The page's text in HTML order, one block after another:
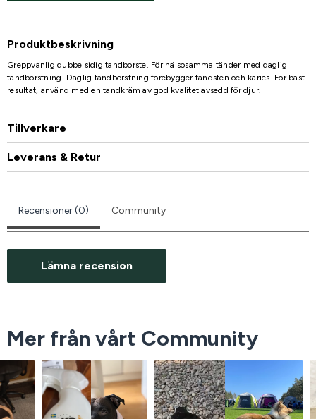
Produktbeskrivning
Greppvänlig dubbelsidig tandborste. För hälsosamma tänder med daglig
tandborstning. Daglig tandborstning förebygger tandsten och karies. För bäst
resultat, använd med en tandkräm av god kvalitet avsedd för djur.
Tillverkare
Leverans & Retur
Recensioner (0) Community
Lämna recension
Mer från vårt Community